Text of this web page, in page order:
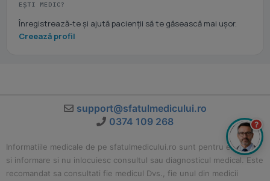
EȘTI MEDIC?
Înregistrează-te și ajută pacienții să te găsească mai ușor.
Creează profil
support@sfatulmedicului.ro
0374 109 268
Informatiile medicale de pe sfatulmedicului.ro sunt pentru educatie
si informare si nu inlocuiesc consultul sau diagnosticul medical. Este
recomandat sa consultati fie medicul Dvs., fie unul din medicii
?